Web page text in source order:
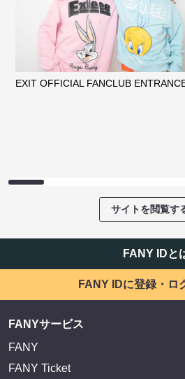
EXIT OFFICIAL FANCLUB
サイトを閲覧す
FANY IDと
FANY IDに登録・ロ
FANYサービス
FANY
FANY Ticket